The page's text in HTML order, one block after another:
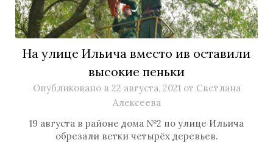
На улице Ильича вместо ив оставили
высокие пеньки
Опубликовано в 22 августа, 2021 от Светлана
Алексеева
19 августа в районе дома №2 по улице Ильича
обрезали ветки четырёх деревьев.